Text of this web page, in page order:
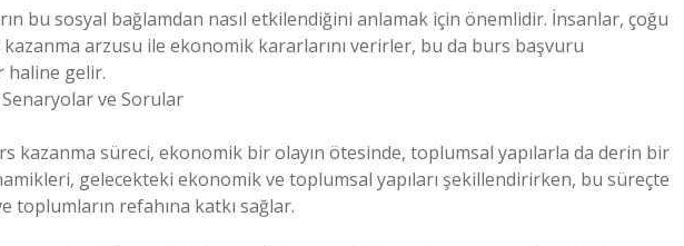
bu sosyal bağlamdan nasıl etkilendiğini anlamak için önemlidir. İnsanlar, çoğu
arzusu ile ekonomik kararlarını verirler, bu da burs başvuru
haline gelir.
ve Sorular
kazanma süreci, ekonomik bir olayın ötesinde, toplumsal yapılarla da derin bir
gelecekteki ekonomik ve toplumsal yapıları şekillendirirken, bu süreçte
toplumların refahına katkı sağlar.